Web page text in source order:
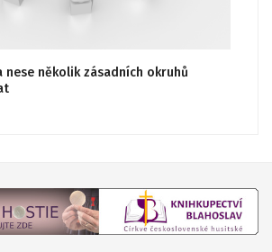
nese několik zásadních okruhů